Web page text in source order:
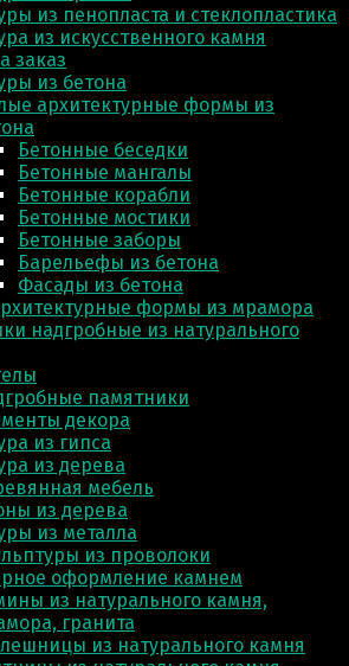
из пенопласта и стеклопластика
из искусственного камня
заказ
из бетона
архитектурные формы из
Бетонные беседки
Бетонные мангалы
Бетонные корабли
Бетонные мостики
Бетонные заборы
Барельефы из бетона
Фасады из бетона
формы из мрамора
надгробные из натурального
памятники
декора
из гипса
из деревa
мебель
из дерева
из металла
из проволоки
оформление камнем
из натурального камня,
гранита
из натурального камня